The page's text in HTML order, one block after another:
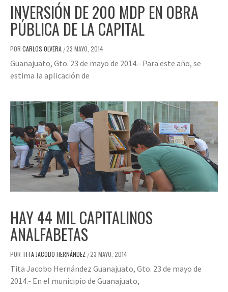
INVERSIÓN DE 200 MDP EN OBRA
PÚBLICA DE LA CAPITAL
POR CARLOS OLVERA /23 MAYO, 2014
Guanajuato, Gto. 23 de mayo de 2014.- Para este año, se
estima la aplicación de
HAY 44 MIL CAPITALINOS
ANALFABETAS
POR TITA JACOBO HERNÁNDEZ /23 MAYO, 2014
Tita Jacobo Hernández Guanajuato, Gto. 23 de mayo de
2014.- En el municipio de Guanajuato,